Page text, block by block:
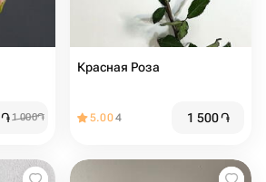
֏1 000֏
Красная Роза
5.004 1 500֏